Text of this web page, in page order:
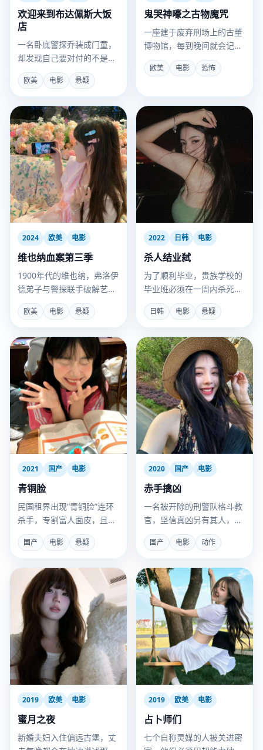
欢迎来到布达佩斯大饭
店
一名卧底警探乔装成门童，
却发现自己要对付的不是黑
帮，而是一群把杀人当行为
艺术的古怪长住客。
欧美 电影 悬疑
鬼哭神嚎之古物魔咒
一座建于废弃刑场上的古董
博物馆，每到晚间就会记起
死者最后的哀嚎。
欧美 电影 恐怖
2024 欧美 电影
维也纳血案第三季
1900年代的维也纳，弗洛伊
德弟子与警探联手破解艺术
圈连环杀人案。
欧美 电影 悬疑
2022 日韩 电影
杀人结业弑
为了顺利毕业，贵族学校的
毕业班必须在一周内杀死那
个没资格拿证书的同学。
日韩 电影 悬疑
2021 国产 电影
青铜脸
民国租界出现“青铜脸”连环
杀手，专割富人面皮，且只
活剥不伤性命。
国产 电影 悬疑
2020 国产 电影
赤手擒凶
一名被开除的刑警队格斗教
官，坚信真凶另有其人，用
拳头替当嫌犯的女儿翻案。
国产 电影 动作
2019 欧美 电影
蜜月之夜
新婚夫妇入住偏远古堡，丈
2019 欧美 电影
占卜师们
七个自称灵媒的人被关进密